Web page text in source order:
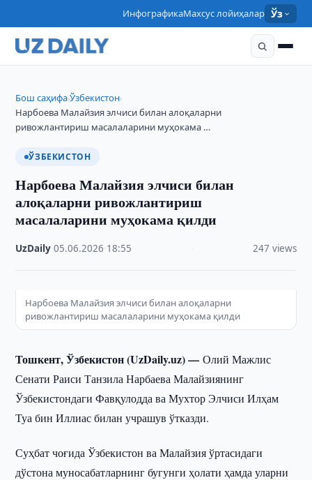
ИнфографикаМахсус лойиҳалар Ўз
Бош саҳифа›Ўзбекистон›
Нарбоева Малайзия элчиси билан алоқаларни
ривожлантириш масалаларини муҳокама …
ЎЗБЕКИСТОН
Нарбоева Малайзия элчиси билан
алоқаларни ривожлантириш
масалаларини муҳокама қилди
UzDaily ·05.06.2026 18:55 247 views
Нарбоева Малайзия элчиси билан алоқаларни
ривожлантириш масалаларини муҳокама қилди
Тошкент, Ўзбекистон (UzDaily.uz) —Олий Мажлис
Сенати Раиси Танзила Нарбаева Малайзиянинг
Ўзбекистондаги Фавқулодда ва Мухтор Элчиси Илҳам
Туа бин Иллиас билан учрашув ўтказди.
Суҳбат чоғида Ўзбекистон ва Малайзия ўртасидаги
дўстона муносабатларнинг бугунги ҳолати ҳамда уларни